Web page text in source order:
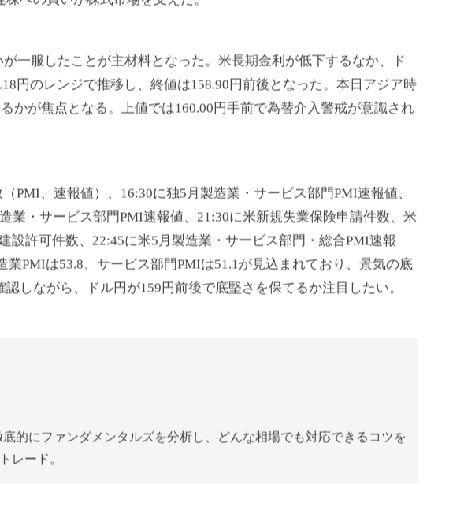
への買いが株式市場を支えた。
一服したことが主材料となった。米長期金利が低下するなか、ド
円のレンジで推移し、終値は158.90円前後となった。本日アジア時
かが焦点となる。上値では160.00円手前で為替介入警戒が意識され
PMI、速報値）、16:30に独5月製造業・サービス部門PMI速報値、
業・サービス部門PMI速報値、21:30に米新規失業保険申請件数、米
許可件数、22:45に米5月製造業・サービス部門・総合PMI速報
PMIは53.8、サービス部門PMIは51.1が見込まれており、景気の底
しながら、ドル円が159円前後で底堅さを保てるか注目したい。
的にファンダメンタルズを分析し、どんな相場でも対応できるコツを
レード。